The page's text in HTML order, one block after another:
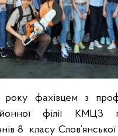
фахівцем з
філії КМЦЗ
8 класу Слов’янської